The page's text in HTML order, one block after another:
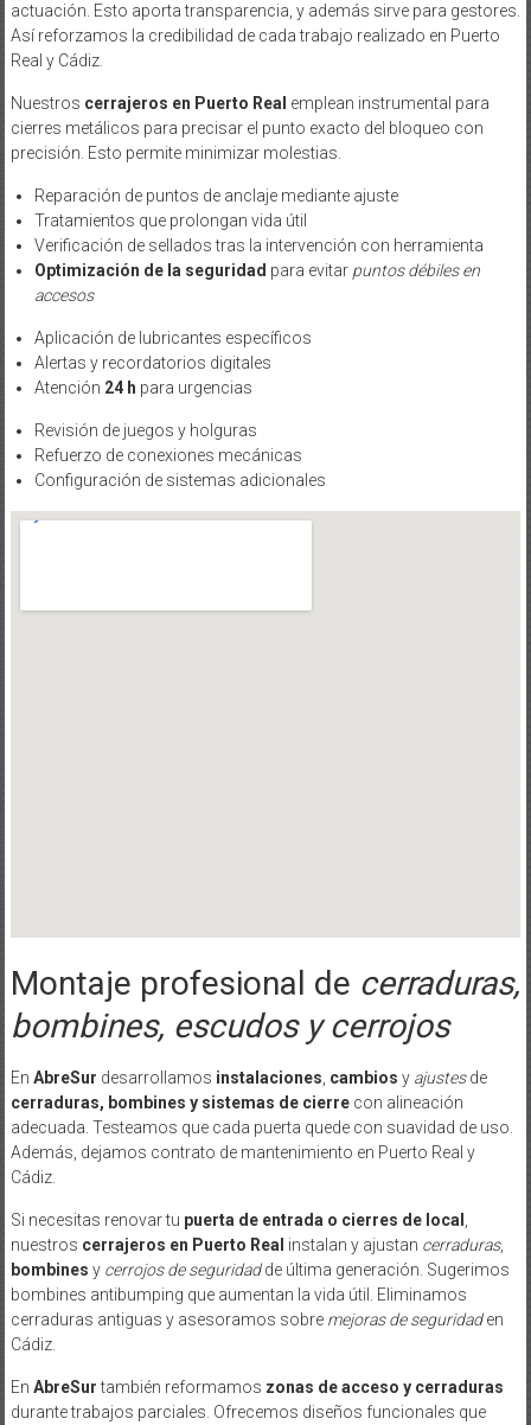
actuación. Esto aporta transparencia, y además sirve para gestores.
Así reforzamos la credibilidad de cada trabajo realizado en Puerto
Real y Cádiz.
Nuestros cerrajeros en Puerto Real emplean instrumental para
cierres metálicos para precisar el punto exacto del bloqueo con
precisión. Esto permite minimizar molestias.
Reparación de puntos de anclaje mediante ajuste
Tratamientos que prolongan vida útil
Verificación de sellados tras la intervención con herramienta
Optimización de la seguridad para evitar puntos débiles en
accesos
Aplicación de lubricantes específicos
Alertas y recordatorios digitales
Atención 24 h para urgencias
Revisión de juegos y holguras
Refuerzo de conexiones mecánicas
Configuración de sistemas adicionales
Montaje profesional de cerraduras,
bombines, escudos y cerrojos
En AbreSur desarrollamos instalaciones cambios y ajustesde
cerraduras, bombines y sistemas de cierrecon alineación
adecuada. Testeamos que cada puerta quede con suavidad de uso.
Además, dejamos contrato de mantenimiento en Puerto Real y
Cádiz.
Si necesitas renovar tu puerta de entrada o cierres de local
nuestros cerrajeros en Puerto Real instalan y ajustan cerraduras,
bombines y cerrojos de seguridadde última generación. Sugerimos
bombines antibumping que aumentan la vida útil. Eliminamos
cerraduras antiguas y asesoramos sobre mejoras de seguridaden
Cádiz.
En AbreSurtambién reformamos zonas de acceso y cerraduras
durante trabajos parciales. Ofrecemos diseños funcionales que